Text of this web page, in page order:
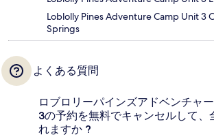
Loblolly Pines Adventure Camp Unit 3
Springs
よくある質問
ロブロリーパインズアドベンチャ
3の予約を無料でキャンセルして、
れますか ?